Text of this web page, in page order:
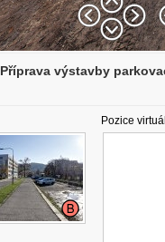
Příprava výstavby
Pozice